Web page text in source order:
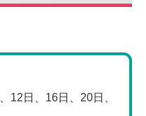
12日、16日、20日、